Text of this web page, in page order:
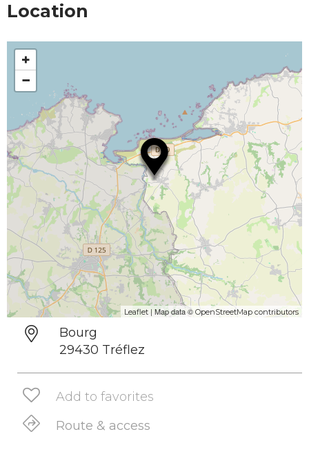
Location
+
−
Leaflet | Map data © OpenStreetMap contributors
Bourg
29430 Tréflez
Add to favorites
Route & access